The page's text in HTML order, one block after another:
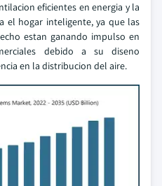
eficientes en energia y la
el hogar inteligente, ya que las
estan ganando impulso en
debido a su diseno
en la distribucion del aire.